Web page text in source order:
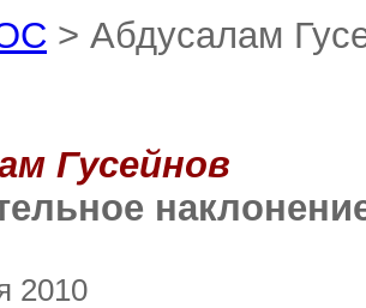
> Абдусалам
Гусейнов
2010